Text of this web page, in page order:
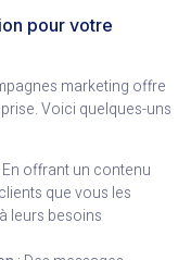
pour votre
marketing offre
Voici quelques-uns
En offrant un contenu
que vous les
leurs besoins